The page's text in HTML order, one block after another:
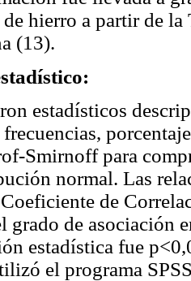
hierro a partir de
(13).
estadísticos
Smirnoff para
normal. Las
de
grado de asociación
estadística fue
el programa